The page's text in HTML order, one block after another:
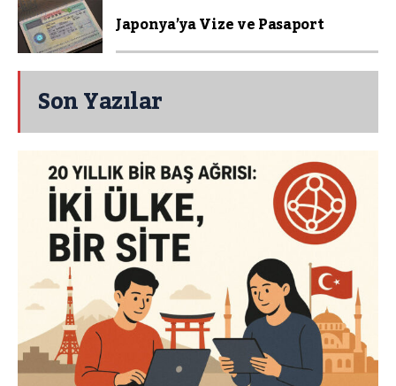
Japonya’ya Vize ve Pasaport
Son Yazılar